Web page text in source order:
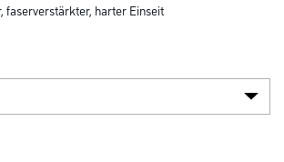
faserverstärkter, harter Einseit